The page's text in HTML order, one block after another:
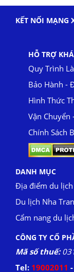
KẾT NỐI MẠNG
HỖ TRỢ
Quy Trình
Bảo Hành -
Hình Thức
Vận Chuyển
Chính Sách
DANH MỤC
Địa điểm du lịch
Du lịch Nha
Cẩm nang du
CÔNG TY CỔ
Mã số thuế:
Tel: 19002011